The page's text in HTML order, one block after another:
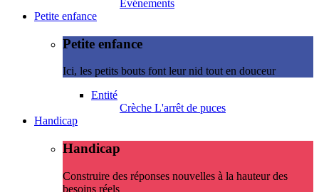
Evénements
Petite enfance
Petite enfance
Ici, les petits bouts font leur nid tout en douceur
Entité
Crèche L'arrêt de puces
Handicap
Handicap
Construire des réponses nouvelles à la hauteur des
besoins réels